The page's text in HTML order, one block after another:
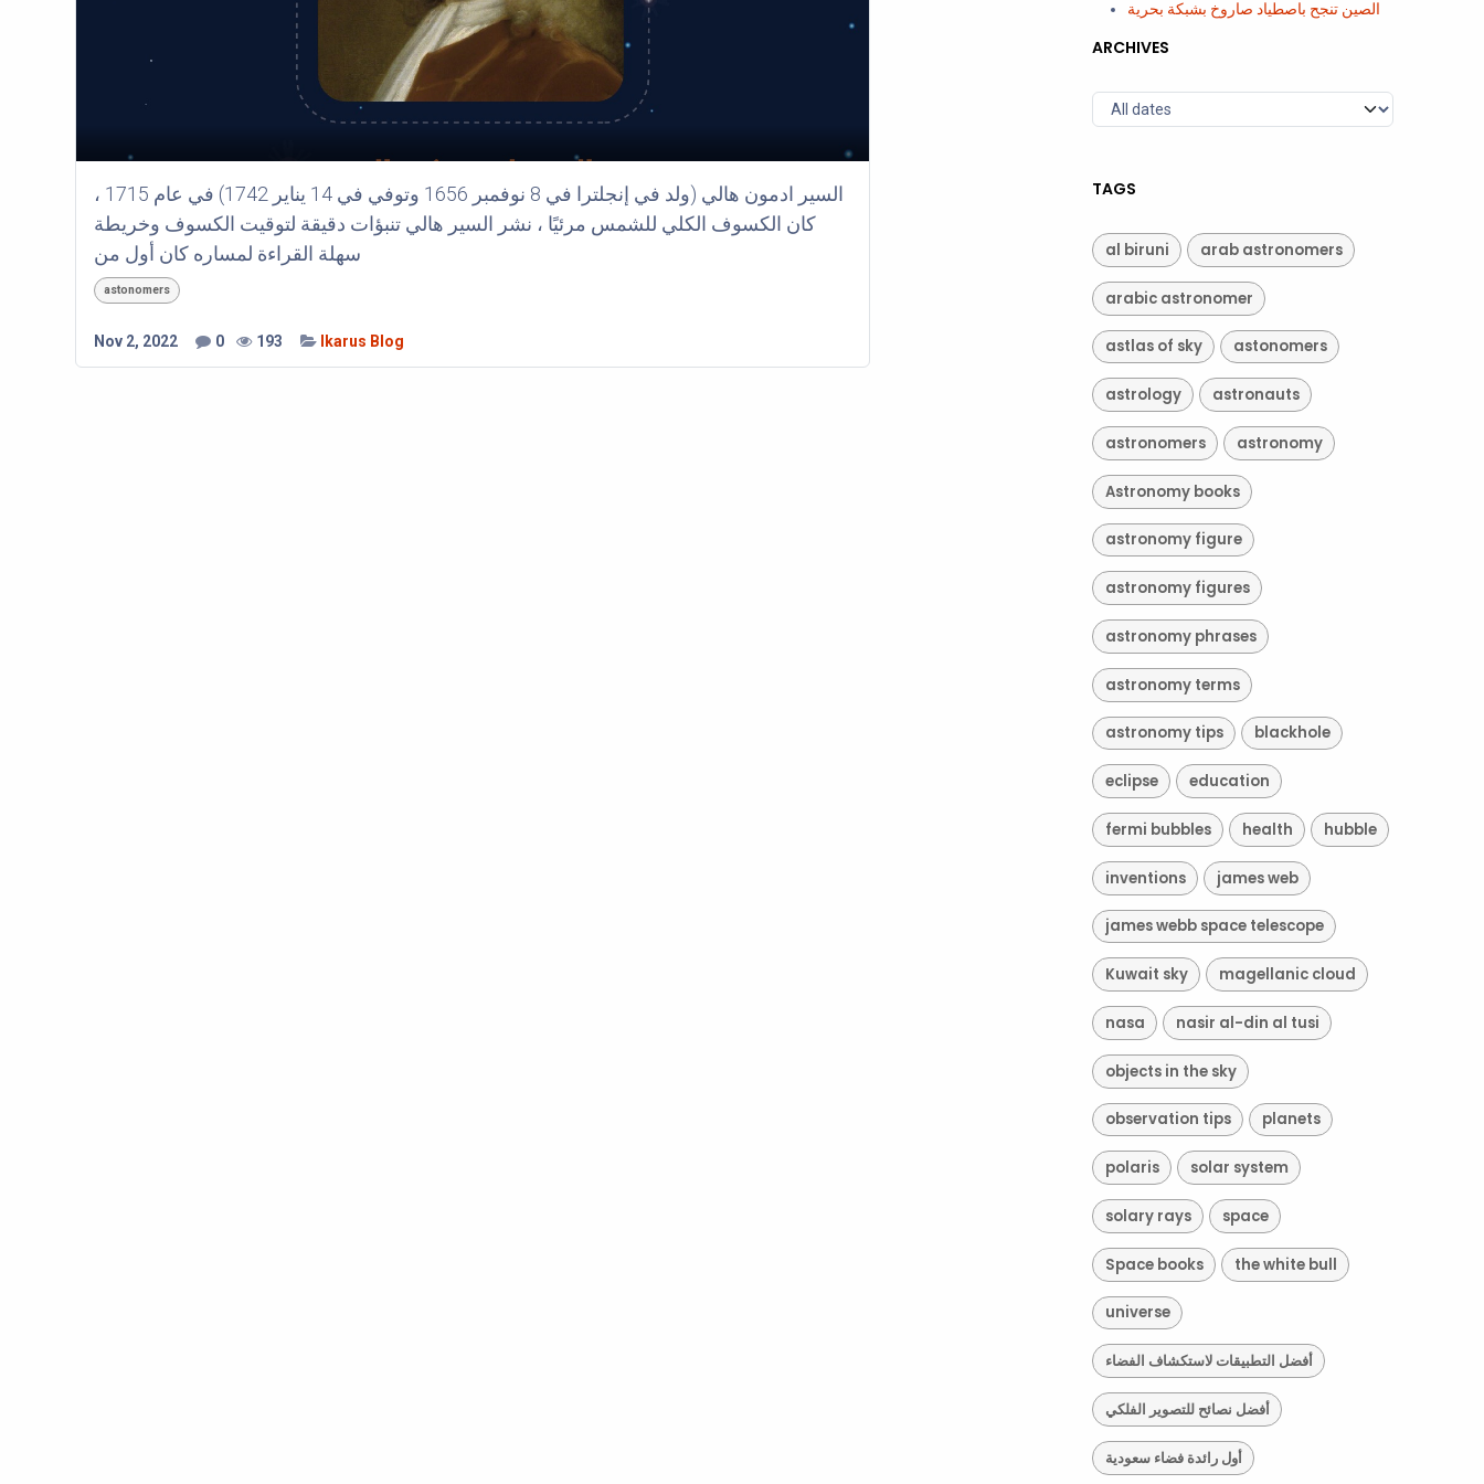
السير ادمون هالي (ولد في إنجلترا في 8 نوفمبر 1656 وتوفي في 14 يناير 1742) في عام 1715 ،
كان الكسوف الكلي للشمس مرئيًا ، نشر السير هالي تنبؤات دقيقة لتوقيت الكسوف وخريطة
سهلة القراءة لمساره كان أول من
astonomers
Nov 2, 2022 0 193 Ikarus Blog
الصين تنجح باصطياد صاروخ بشبكة بحرية
ARCHIVES
TAGS
al biruni arab astronomers
arabic astronomer
astlas of sky astonomers
astrology astronauts
astronomers astronomy
Astronomy books
astronomy figure
astronomy figures
astronomy phrases
astronomy terms
astronomy tips blackhole
eclipse education
fermi bubbles health hubble
inventions james web
james webb space telescope
Kuwait sky magellanic cloud
nasa nasir al-din al tusi
objects in the sky
observation tips planets
polaris solar system
solary rays space
Space books the white bull
universe
أفضل التطبيقات لاستكشاف الفضاء
أفضل نصائح للتصوير الفلكي
أول رائدة فضاء سعودية